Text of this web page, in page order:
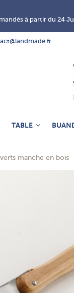
à partir du 24
TABLE
manche en bois